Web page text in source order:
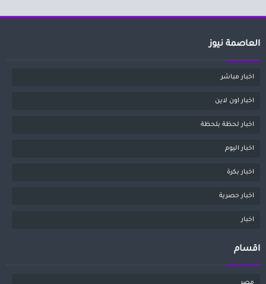
العاصمة نيوز
اخبار مباشر
اخبار اون لاين
اخبار لحظة بلحظة
اخبار اليوم
اخبار بكرة
اخبار حصرية
اخبار
اقسام
مصر